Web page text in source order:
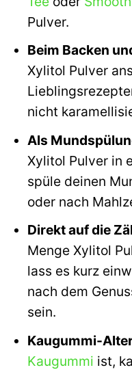
Pulver.
Beim Backen
Xylitol Pulver
nicht
Als
Xylitol Pulver in
spüle deinen
oder nach
Direkt auf die
Menge Xylitol
lass es kurz
nach dem
sein.
Kaugummi-
Kaugummi ist,